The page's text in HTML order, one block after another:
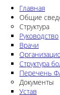
Главная
Общие
Структура
Руководство
Врачи
Структура
Перечень
Документы
Устав